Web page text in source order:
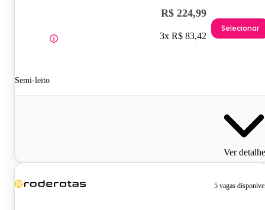
Semi-leito
R$ 224,99
3x R$ 83,42
Selecionar
Ver
5 vagas